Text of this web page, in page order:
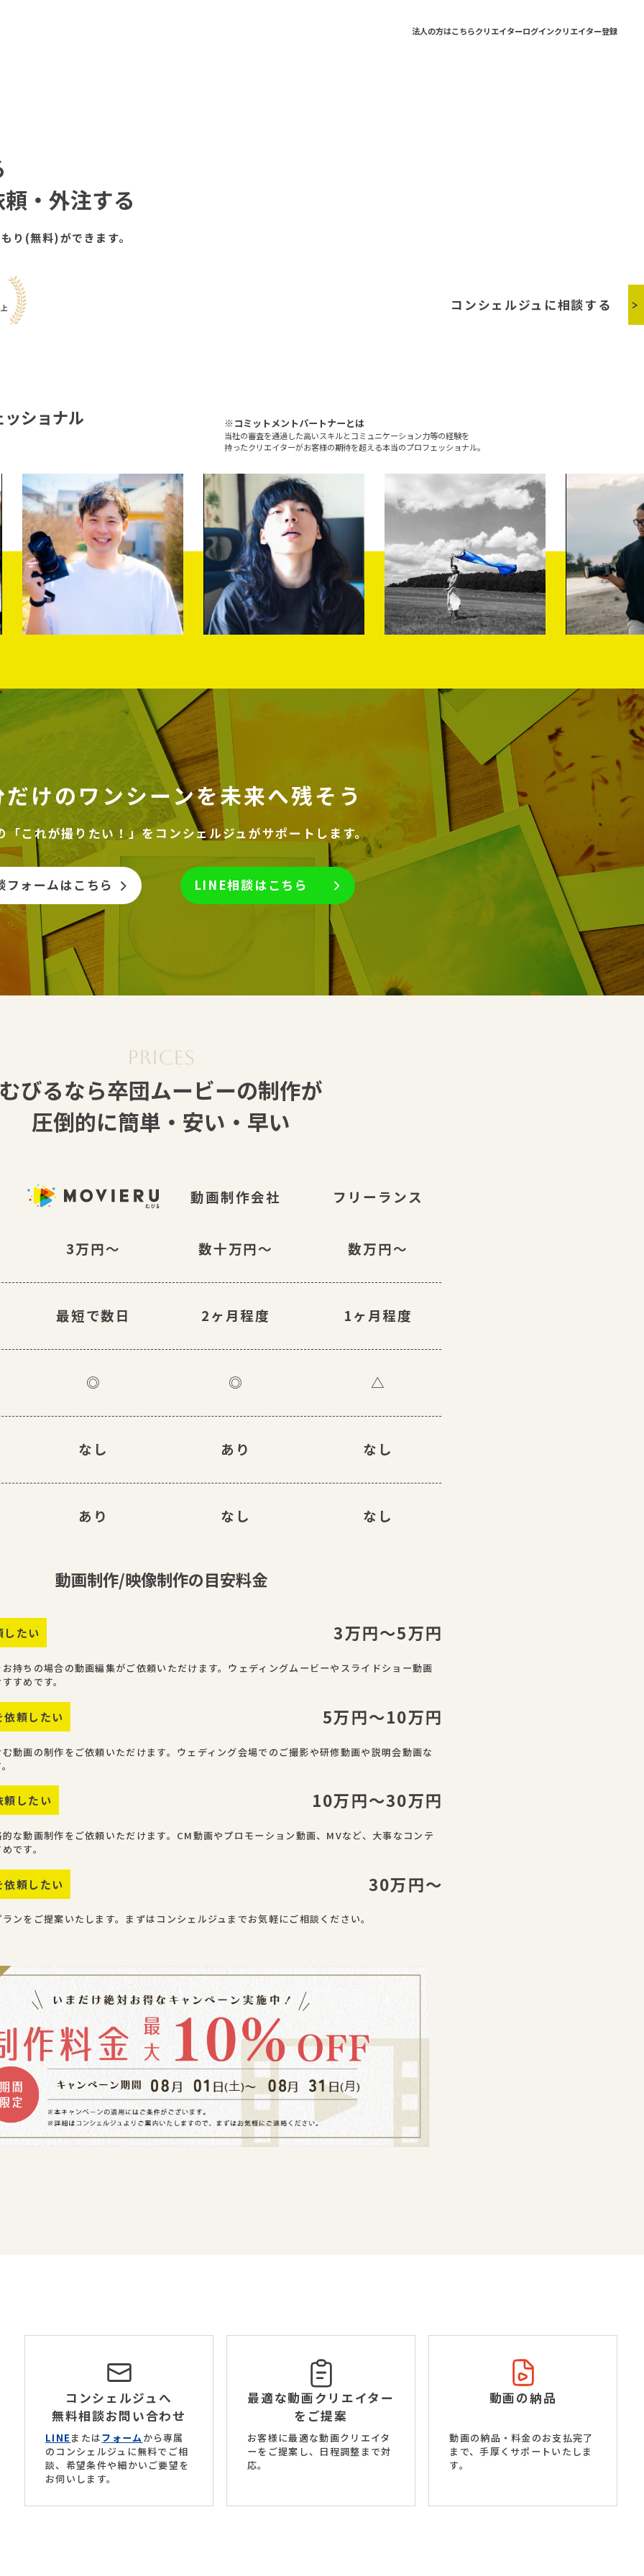
法人の方はこちらクリエイターログインクリエイター登録
・外注する
り(無料)ができます。
コンシェルジュに相談する
ショナル ※コミットメントパートナーとは
当社の審査を通過した高いスキルとコミュニケーション力等の経験を
持ったクリエイターがお客様の期待を超える本当のプロフェッショナル。
だけのワンシーンを未来へ残そう
「これが撮りたい！」をコンシェルジュがサポートします。
フォームはこちら LINE相談はこちら
むびるなら卒団ムービーの制作が
圧倒的に簡単・安い・早い
動画制作会社 フリーランス
3万円〜 数十万円〜 数万円〜
最短で数日 2ヶ月程度 1ヶ月程度
◎ ◎ △
なし あり なし
あり なし なし
動画制作/映像制作の目安料金
したい 3万円〜5万円
持ちの場合の動画編集がご依頼いただけます。ウェディングムービーやスライドショー動画
すめです。
頼したい 5万円〜10万円
動画の制作をご依頼いただけます。ウェディング会場でのご撮影や研修動画や説明会動画な
頼したい 10万円〜30万円
な動画制作をご依頼いただけます。CM動画やプロモーション動画、MVなど、大事なコンテ
です。
頼したい 30万円〜
ンをご提案いたします。まずはコンシェルジュまでお気軽にご相談ください。
コンシェルジュへ
無料相談お問い合わせ
LINE またはフォームから専属
のコンシェルジュに無料でご相
談、希望条件や細かいご要望を
お伺いします。
最適な動画クリエイター
をご提案
お客様に最適な動画クリエイタ
ーをご提案し、日程調整まで対
応。
動画の納品
動画の納品・料金のお支払完了
まで、手厚くサポートいたしま
す。